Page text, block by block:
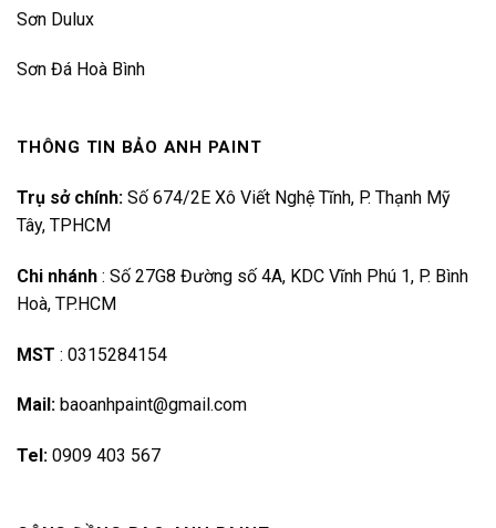
Sơn Dulux
Sơn Đá Hoà Bình
THÔNG TIN BẢO ANH PAINT
Trụ sở chính: Số 674/2E Xô Viết Nghệ Tĩnh, P. Thạnh Mỹ
Tây, TPHCM
Chi nhánh : Số 27G8 Đường số 4A, KDC Vĩnh Phú 1, P. Bình
Hoà, TP.HCM
MST : 0315284154
Mail: baoanhpaint@gmail.com
Tel: 0909 403 567